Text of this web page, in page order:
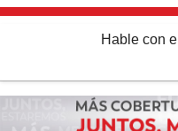
Hable con el